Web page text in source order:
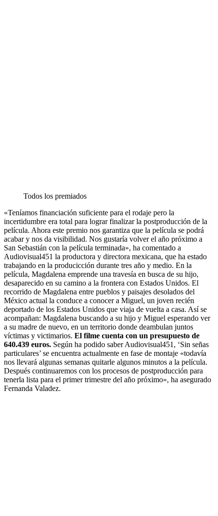
Todos los premiados
«Teníamos financiación suficiente para el rodaje pero la
incertidumbre era total para lograr finalizar la postproducción de la
película. Ahora este premio nos garantiza que la película se podrá
acabar y nos da visibilidad. Nos gustaría volver el año próximo a
San Sebastián con la película terminada», ha comentado a
Audiovisual451 la productora y directora mexicana, que ha estado
trabajando en la producicción durante tres año y medio. En la
película, Magdalena emprende una travesía en busca de su hijo,
desaparecido en su camino a la frontera con Estados Unidos. El
recorrido de Magdalena entre pueblos y paisajes desolados del
México actual la conduce a conocer a Miguel, un joven recién
deportado de los Estados Unidos que viaja de vuelta a casa. Así se
acompañan: Magdalena buscando a su hijo y Miguel esperando ver
a su madre de nuevo, en un territorio donde deambulan juntos
víctimas y victimarios. El filme cuenta con un presupuesto de
640.439 euros. Según ha podido saber Audiovisual451, ‘Sin señas
particulares’ se encuentra actualmente en fase de montaje «todavía
nos llevará algunas semanas quitarle algunos minutos a la película.
Después continuaremos con los procesos de postproducción para
tenerla lista para el primer trimestre del año próximo», ha asegurado
Fernanda Valadez.